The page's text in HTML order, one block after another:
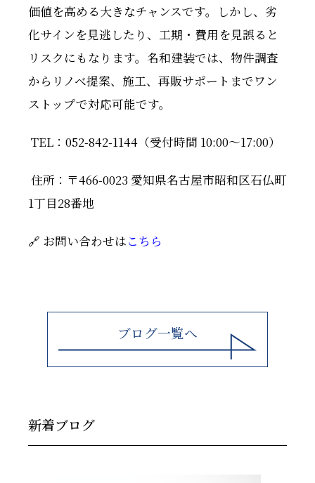
価値を高める大きなチャンスです。しかし、劣
化サインを見逃したり、工期・費用を見誤ると
リスクにもなります。名和建装では、物件調査
からリノベ提案、施工、再販サポートまでワン
ストップで対応可能です。
TEL：052-842-1144（受付時間 10:00〜17:00）
住所：〒466-0023 愛知県名古屋市昭和区石仏町
1丁目28番地
🔗 お問い合わせはこちら
ブログ一覧へ
新着ブログ